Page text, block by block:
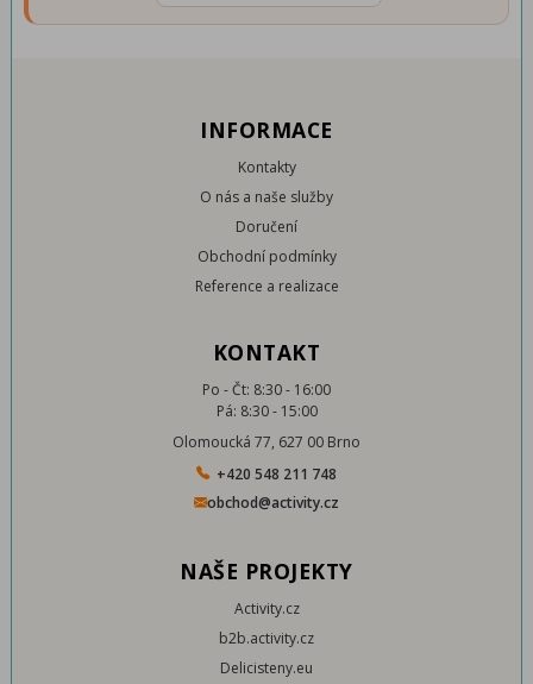
INFORMACE
Kontakty
O nás a naše služby
Doručení
Obchodní podmínky
Reference a realizace
KONTAKT
Po - Čt: 8:30 - 16:00
Pá: 8:30 - 15:00
Olomoucká 77, 627 00 Brno
+420 548 211 748
obchod@activity.cz
NAŠE PROJEKTY
Activity.cz
b2b.activity.cz
Delicisteny.eu